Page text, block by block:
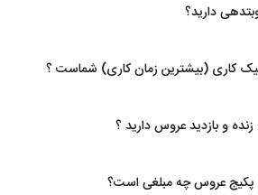
نقاب ال ای دی و... توسط متخصص
میکاپ ها.
دنیا.
تراپی،کفسابی و... برای درمان درد
با جدیدترین تکنیکهای هاشور،میکرو
دارید؟
کاری (بیشترین زمان کاری) شماست ؟
، زنده و بازدید عروس دارید ؟
پکیج عروس چه مبلغی است؟